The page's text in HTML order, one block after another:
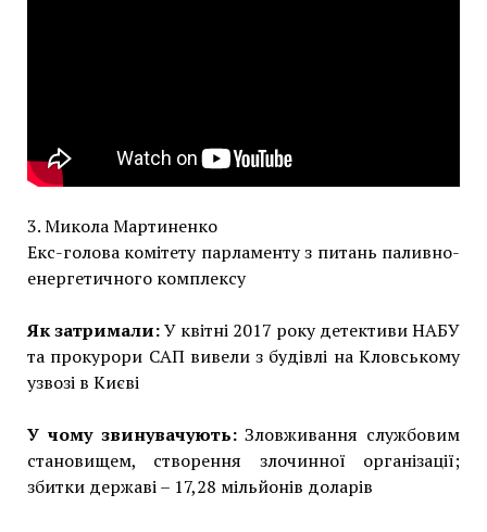
3. Микола Мартиненко
Екс-голова комітету парламенту з питань паливно-
енергетичного комплексу
Як затримали:У квітні 2017 року детективи НАБУ
та прокурори САП вивели з будівлі на Кловському
узвозі в Києві
У чому звинувачують:Зловживання службовим
становищем, створення злочинної організації;
збитки державі – 17,28 мільйонів доларів